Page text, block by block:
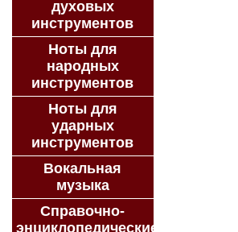
духовых
инструментов
Ноты для
народных
инструментов
Ноты для
ударных
инструментов
Вокальная
музыка
Справочно-
энциклопедические